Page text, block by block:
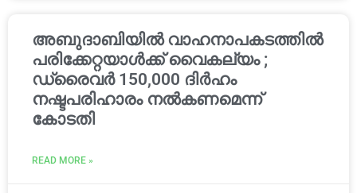
അബുദാബിയിൽ വാഹനാപകടത്തിൽ
പരിക്കേറ്റയാൾക്ക് വൈകല്യം ;
ഡ്രൈവർ 150,000 ദിർഹം
നഷ്ടപരിഹാരം നൽകണമെന്ന്
കോടതി
READ MORE »